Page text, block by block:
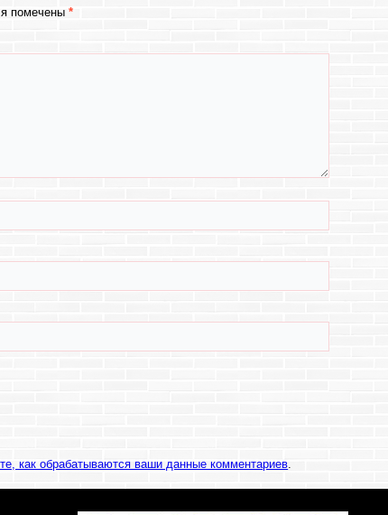
помечены*
как обрабатываются ваши данные комментариев.